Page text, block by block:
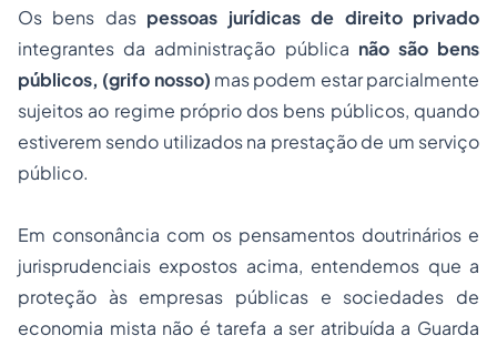
Os bens das pessoas jurídicas de direito privado
integrantes da administração pública não são bens
públicos, (grifo nosso) mas podem estar parcialmente
sujeitos ao regime próprio dos bens públicos, quando
estiverem sendo utilizados na prestação de um serviço
público.
Em consonância com os pensamentos doutrinários e
jurisprudenciais expostos acima, entendemos que a
proteção às empresas públicas e sociedades de
economia mista não é tarefa a ser atribuída a Guarda